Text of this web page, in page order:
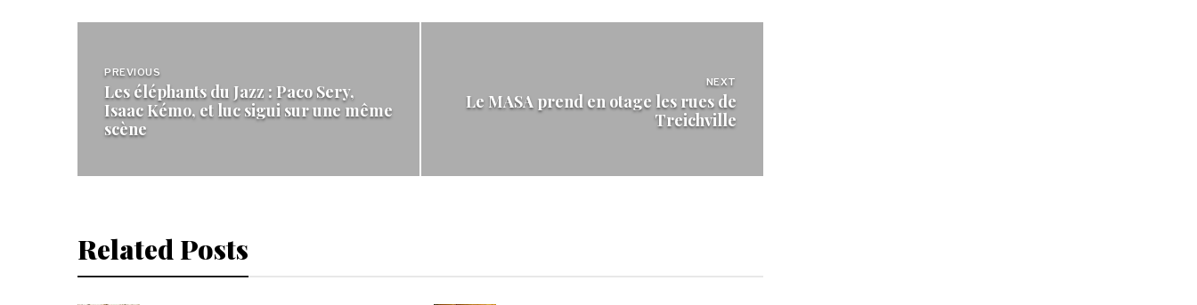
de
l’article
PREVIOUS
Les éléphants du Jazz : Paco Sery,
Isaac Kémo, et luc sigui sur une même
scène
NEXT
Le MASA prend en otage les rues de
Treichville
Related Posts